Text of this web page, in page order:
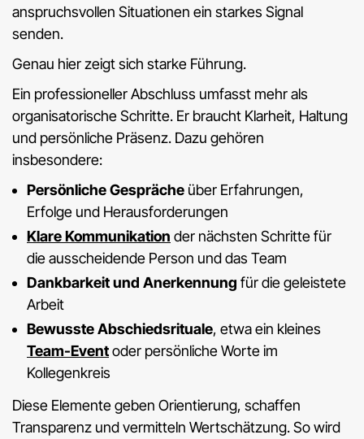
anspruchsvollen Situationen ein starkes Signal
senden.
Genau hier zeigt sich starke Führung.
Ein professioneller Abschluss umfasst mehr als
organisatorische Schritte. Er braucht Klarheit, Haltung
und persönliche Präsenz. Dazu gehören
insbesondere:
Persönliche Gespräche über Erfahrungen,
Erfolge und Herausforderungen
Klare Kommunikation der nächsten Schritte für
die ausscheidende Person und das Team
Dankbarkeit und Anerkennung für die geleistete
Arbeit
Bewusste Abschiedsrituale, etwa ein kleines
Team-Eventoder persönliche Worte im
Kollegenkreis
Diese Elemente geben Orientierung, schaffen
Transparenz und vermitteln Wertschätzung. So wird